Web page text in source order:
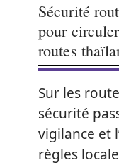
Sécurité
pour
routes
Sur les
sécurité
vigilance et
règles